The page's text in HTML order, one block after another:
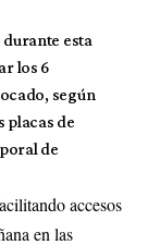
esta
los 6
según
placas de
de
accesos
en las